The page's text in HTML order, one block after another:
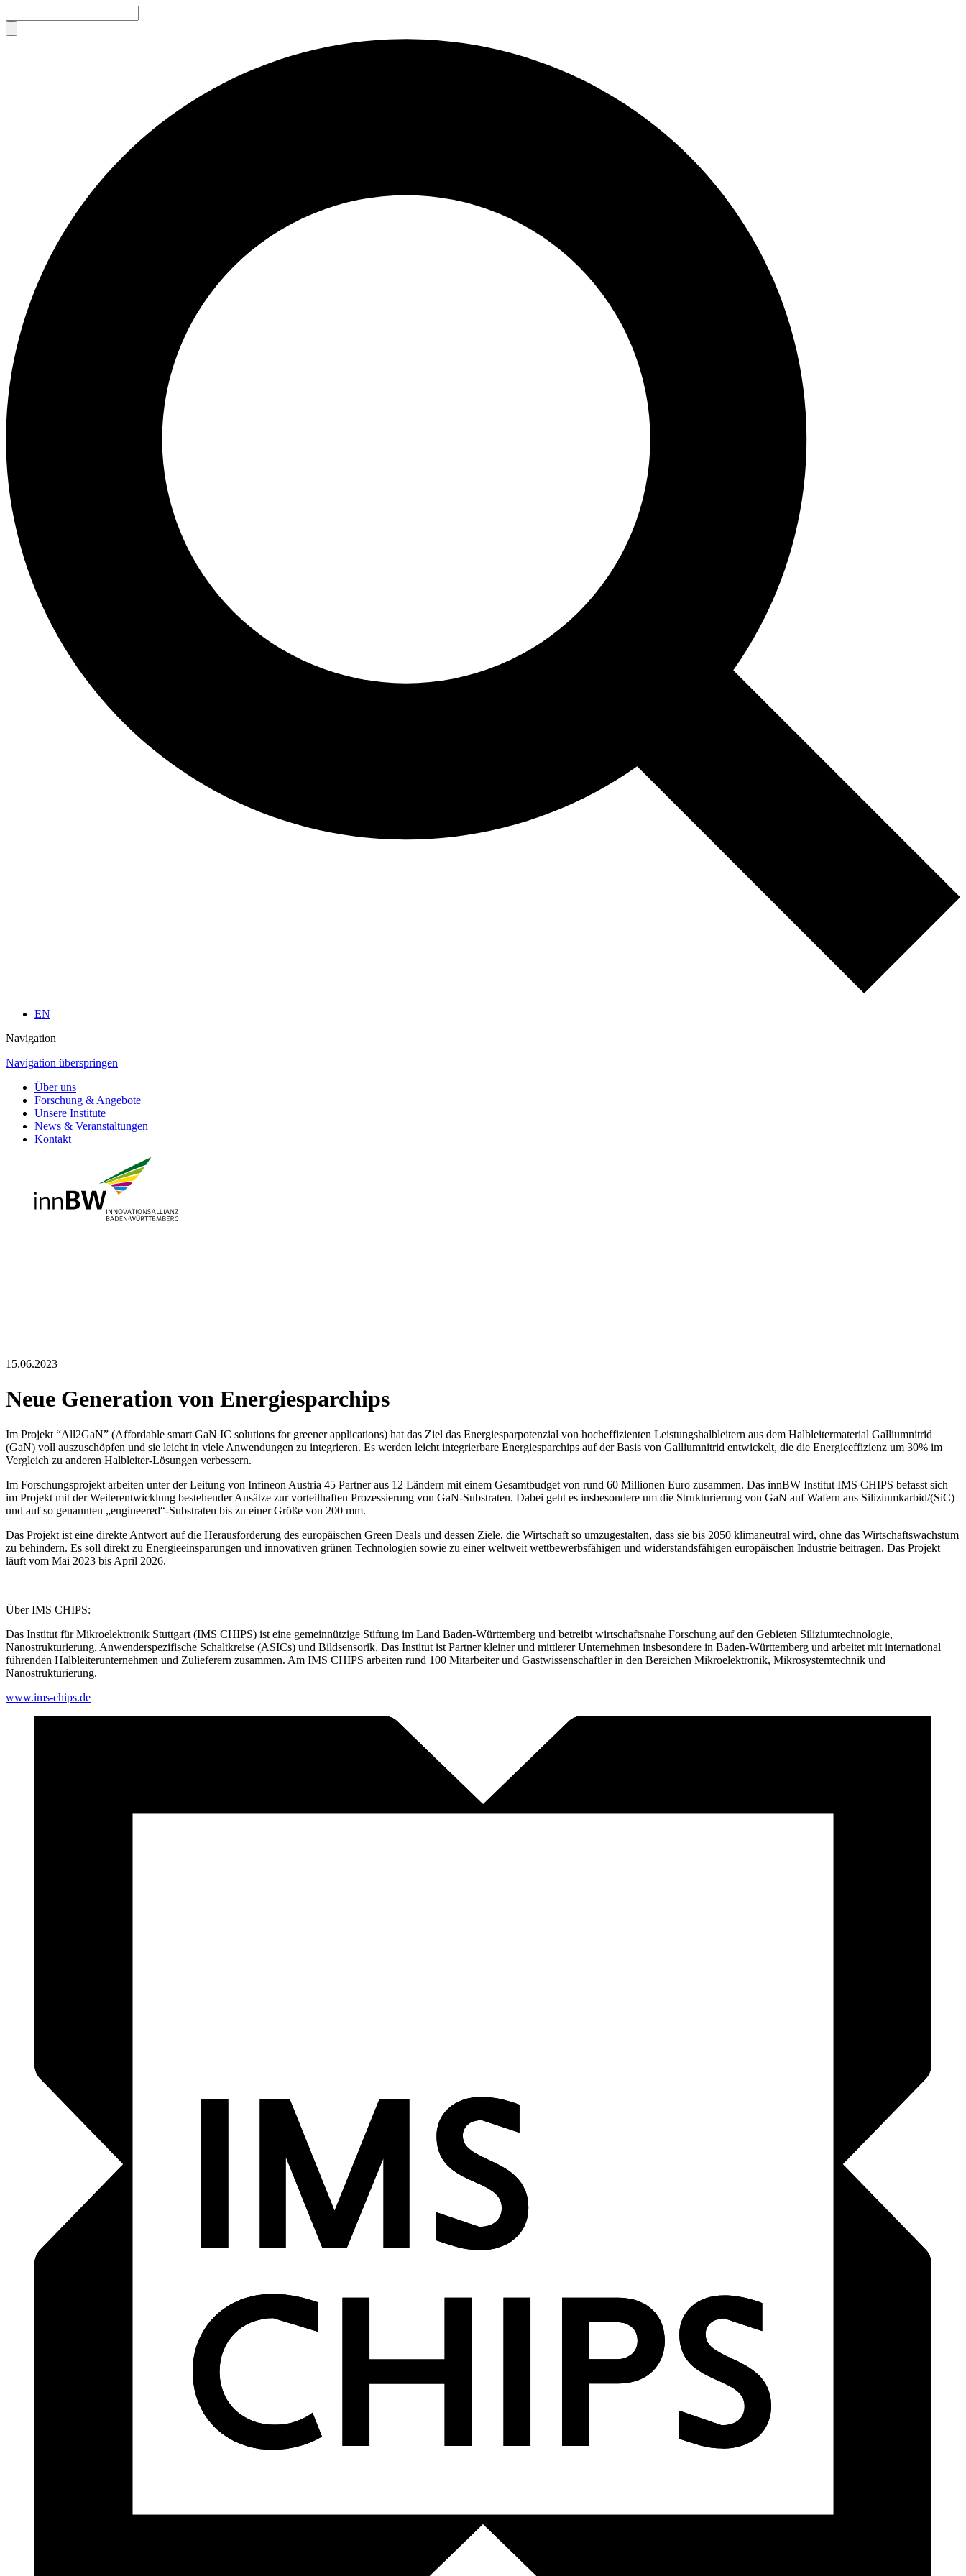
EN
Navigation
Navigation überspringen
Über uns
Forschung & Angebote
Unsere Institute
News & Veranstaltungen
Kontakt
15.06.2023
Neue Generation von Energiesparchips
Im Projekt “All2GaN” (Affordable smart GaN IC solutions for greener applications) hat das Ziel das Energiesparpotenzial von hocheffizienten Leistungshalbleitern aus dem Halbleitermaterial Galliumnitrid
(GaN) voll auszuschöpfen und sie leicht in viele Anwendungen zu integrieren. Es werden leicht integrierbare Energiesparchips auf der Basis von Galliumnitrid entwickelt, die die Energieeffizienz um 30% im
Vergleich zu anderen Halbleiter-Lösungen verbessern.
Im Forschungsprojekt arbeiten unter der Leitung von Infineon Austria 45 Partner aus 12 Ländern mit einem Gesamtbudget von rund 60 Millionen Euro zusammen. Das innBW Institut IMS CHIPS befasst sich
im Projekt mit der Weiterentwicklung bestehender Ansätze zur vorteilhaften Prozessierung von GaN-Substraten. Dabei geht es insbesondere um die Strukturierung von GaN auf Wafern aus Siliziumkarbid/(SiC)
und auf so genannten „engineered“-Substraten bis zu einer Größe von 200 mm.
Das Projekt ist eine direkte Antwort auf die Herausforderung des europäischen Green Deals und dessen Ziele, die Wirtschaft so umzugestalten, dass sie bis 2050 klimaneutral wird, ohne das Wirtschaftswachstum
zu behindern. Es soll direkt zu Energieeinsparungen und innovativen grünen Technologien sowie zu einer weltweit wettbewerbsfähigen und widerstandsfähigen europäischen Industrie beitragen. Das Projekt
läuft vom Mai 2023 bis April 2026.
Über IMS CHIPS:
Das Institut für Mikroelektronik Stuttgart (IMS CHIPS) ist eine gemeinnützige Stiftung im Land Baden-Württemberg und betreibt wirtschaftsnahe Forschung auf den Gebieten Siliziumtechnologie,
Nanostrukturierung, Anwenderspezifische Schaltkreise (ASICs) und Bildsensorik. Das Institut ist Partner kleiner und mittlerer Unternehmen insbesondere in Baden-Württemberg und arbeitet mit international
führenden Halbleiterunternehmen und Zulieferern zusammen. Am IMS CHIPS arbeiten rund 100 Mitarbeiter und Gastwissenschaftler in den Bereichen Mikroelektronik, Mikrosystemtechnik und
Nanostrukturierung.
www.ims-chips.de